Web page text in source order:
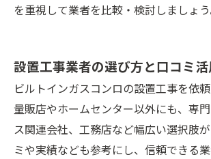
を重視して業者を比較・検討しましょう
設置工事業者の選び方と口コミ
ビルトインガスコンロの設置工事を依
量販店やホームセンター以外にも、専
ス関連会社、工務店など幅広い選択肢
ミや実績なども参考にし、信頼できる